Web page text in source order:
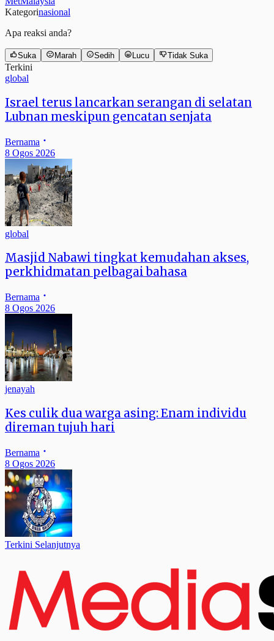
Kategorinasional
Apa reaksi anda?
Suka Marah Sedih Lucu Tidak Suka
Terkini
global
Israel terus lancarkan serangan di selatan
Lubnan meskipun gencatan senjata
Bernama
8 Ogos 2026
global
Masjid Nabawi tingkat kemudahan akses,
perkhidmatan pelbagai bahasa
Bernama
8 Ogos 2026
jenayah
Kes culik dua warga asing: Enam individu
direman tujuh hari
Bernama
8 Ogos 2026
Terkini Selanjutnya